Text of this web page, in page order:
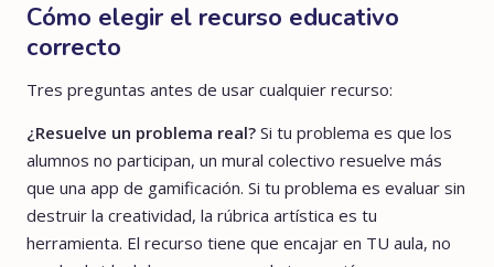
Cómo elegir el recurso educativo
correcto
Tres preguntas antes de usar cualquier recurso:
¿Resuelve un problema real? Si tu problema es que los
alumnos no participan, un mural colectivo resuelve más
que una app de gamificación. Si tu problema es evaluar sin
destruir la creatividad, la rúbrica artística es tu
herramienta. El recurso tiene que encajar en TU aula, no